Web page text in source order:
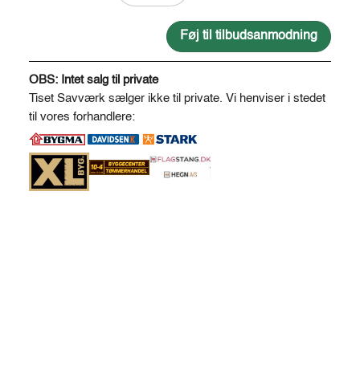
Føj til tilbudsanmodning
A
l
t
e
r
n
t
OBS: Intet salg til private
Tiset Savværk sælger ikke til private. Vi henviser i stedet
til vores forhandlere: